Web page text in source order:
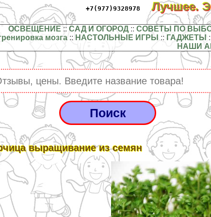
+7(977)9328978 Лучшее.
ОСВЕЩЕНИЕ :: САД И ОГОРОД:: СОВЕТЫ ПО
мозга :: НАСТОЛЬНЫЕ ИГРЫ :: ГАДЖЕТЫ
НАШИ
выращивание из семян